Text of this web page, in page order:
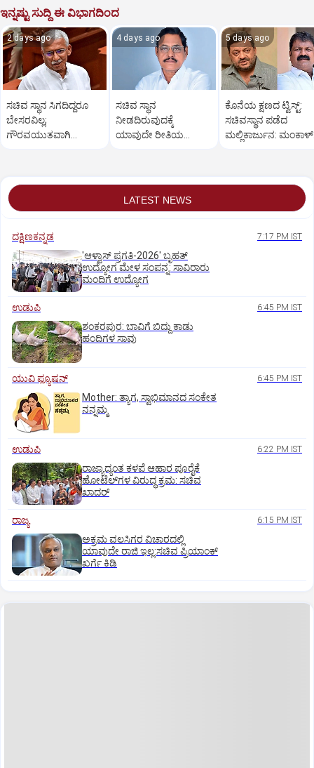
ಇನ್ನಷ್ಟು ಸುದ್ದಿ ಈ ವಿಭಾಗದಿಂದ
2 days ago
ಸಚಿವ ಸ್ಥಾನ ಸಿಗದಿದ್ದರೂ
ಬೇಸರವಿಲ್ಲ;
ಗೌರವಯುತವಾಗಿ
4 days ago
ಸಚಿವ ಸ್ಥಾನ
ನೀಡದಿರುವುದಕ್ಕೆ
ಯಾವುದೇ ರೀತಿಯ
5 days ago
ಕೊನೆಯ ಕ್ಷಣದ ಟ್ವಿಸ್ಟ್:
ಸಚಿವಸ್ಥಾನ ಪಡೆದ
ಮಲ್ಲಿಕಾರ್ಜುನ: ಮಂಕಾಳ್‌
LATEST NEWS
ದಕ್ಷಿಣಕನ್ನಡ 7:17 PM IST
'ಆಳ್ವಾಸ್‌ ಪ್ರಗತಿ-2026' ಬೃಹತ್
ಉದ್ಯೋಗ ಮೇಳ ಸಂಪನ್ನ: ಸಾವಿರಾರು
ಮಂದಿಗೆ ಉದ್ಯೋಗ
ಉಡುಪಿ 6:45 PM IST
ಶಂಕರಪುರ: ಬಾವಿಗೆ ಬಿದ್ದು ಕಾಡು
ಹಂದಿಗಳ ಸಾವು
ಯುವಿ ಫ್ಯೂಷನ್ 6:45 PM IST
Mother: ತ್ಯಾಗ, ಸ್ವಾಭಿಮಾನದ ಸಂಕೇತ
ನನ್ನಮ್ಮ
ಉಡುಪಿ 6:22 PM IST
ರಾಜ್ಯಾದ್ಯಂತ ಕಳಪೆ ಆಹಾರ ಪೂರೈಕೆ
ಹೋಟೆಲ್‌ಗಳ ವಿರುದ್ಧ ಕ್ರಮ: ಸಚಿವ
ಖಾದರ್
ರಾಜ್ಯ 6:15 PM IST
ಅಕ್ರಮ ವಲಸಿಗರ ವಿಚಾರದಲ್ಲಿ
ಯಾವುದೇ ರಾಜಿ ಇಲ್ಲ:ಸಚಿವ ಪ್ರಿಯಾಂಕ್
ಖರ್ಗೆ ಕಿಡಿ